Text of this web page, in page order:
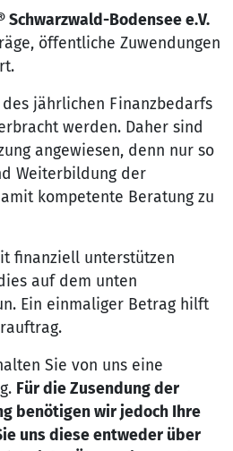
Schwarzwald-Bodensee e.V.
öffentliche Zuwendungen
jährlichen Finanzbedarfs
werden. Daher sind
angewiesen, denn nur so
Weiterbildung der
kompetente Beratung zu
finanziell unterstützen
auf dem unten
Ein einmaliger Betrag hilft
Sie von uns eine
Für die Zusendung der
benötigen wir jedoch Ihre
uns diese entweder über